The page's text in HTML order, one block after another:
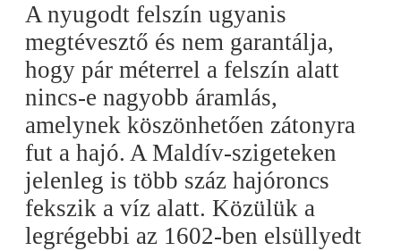
A nyugodt felszín ugyanis
megtévesztő és nem garantálja,
hogy pár méterrel a felszín alatt
nincs-e nagyobb áramlás,
amelynek köszönhetően zátonyra
fut a hajó. A Maldív-szigeteken
jelenleg is több száz hajóroncs
fekszik a víz alatt. Közülük a
legrégebbi az 1602-ben elsüllyedt